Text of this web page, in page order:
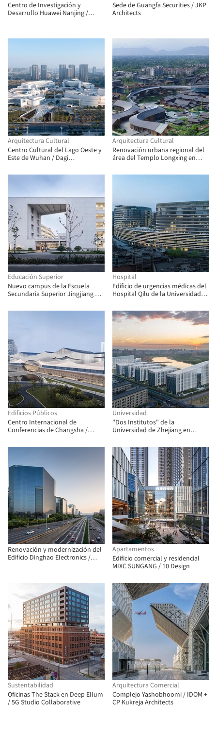
Centro de Investigación y
Desarrollo Huawei Nanjing /
Sede de Guangfa Securities / JKP
Architects
Arquitectura Cultural
Centro Cultural del Lago Oeste y
Este de Wuhan / Dagi
China Architecture Design &
Research Group
Arquitectura Cultural
Renovación urbana regional del
área del Templo Longxing en
Studio
Educación Superior
Nuevo campus de la Escuela
Secundaria Superior Jingjiang de
Hospital
Edificio de urgencias médicas del
Hospital Qilu de la Universidad
Edificios Públicos
Centro Internacional de
Conferencias de Changsha /
Investigación Arquitectónica de
Universidad
"Dos Institutos" de la
Universidad de Zhejiang en
Renovación y modernización del
Edificio Dinghao Electronics /
Apartamentos
Edificio comercial y residencial
MIXC SUNGANG / 10 Design
Sustentabilidad
Oficinas The Stack en Deep Ellum
/ 5G Studio Collaborative
Arquitectura Comercial
Complejo Yashobhoomi / IDOM +
CP Kukreja Architects